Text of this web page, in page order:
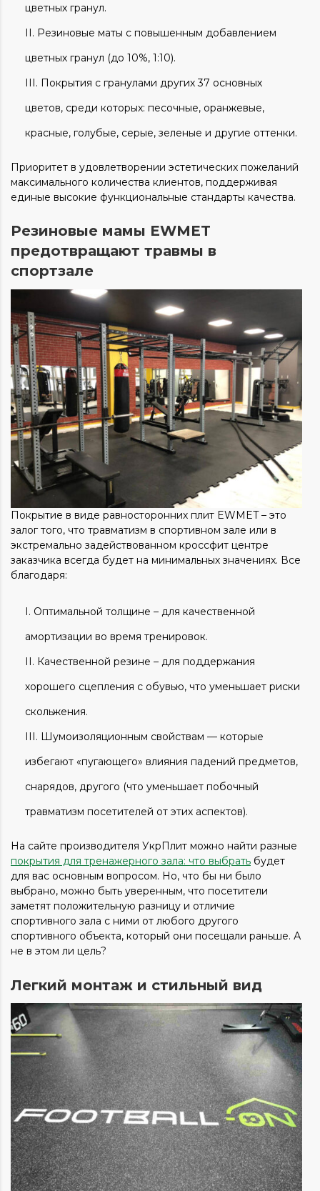
цветных гранул.
Резиновые маты с повышенным добавлением
цветных гранул (до 10%, 1:10).
Покрытия с гранулами других 37 основных
цветов, среди которых: песочные, оранжевые,
красные, голубые, серые, зеленые и другие оттенки.
Приоритет в удовлетворении эстетических пожеланий
максимального количества клиентов, поддерживая
единые высокие функциональные стандарты качества.
Резиновые мамы EWMET
предотвращают травмы в
спортзале
Покрытие в виде равносторонних плит EWMET – это
залог того, что травматизм в спортивном зале или в
экстремально задействованном кроссфит центре
заказчика всегда будет на минимальных значениях. Все
благодаря:
Оптимальной толщине – для качественной
амортизации во время тренировок.
Качественной резине – для поддержания
хорошего сцепления с обувью, что уменьшает риски
скольжения.
Шумоизоляционным свойствам — которые
избегают «пугающего» влияния падений предметов,
снарядов, другого (что уменьшает побочный
травматизм посетителей от этих аспектов).
На сайте производителя УкрПлит можно найти разные
покрытия для тренажерного зала: что выбрать будет
для вас основным вопросом. Но, что бы ни было
выбрано, можно быть уверенным, что посетители
заметят положительную разницу и отличие
спортивного зала с ними от любого другого
спортивного объекта, который они посещали раньше. А
не в этом ли цель?
Легкий монтаж и стильный вид